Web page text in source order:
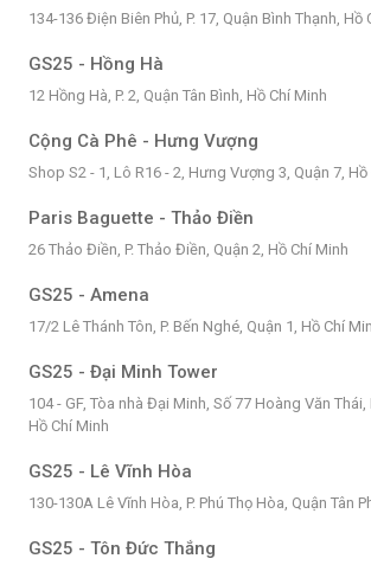
134-136 Điện Biên Phủ, P. 17, Quận Bình Thạnh, Hồ
GS25 - Hồng Hà
12 Hồng Hà, P. 2, Quận Tân Bình, Hồ Chí Minh
Cộng Cà Phê - Hưng Vượng
Shop S2 - 1, Lô R16 - 2, Hưng Vượng 3, Quận 7, Hồ
Paris Baguette - Thảo Điền
26 Thảo Điền, P. Thảo Điền, Quận 2, Hồ Chí Minh
GS25 - Amena
17/2 Lê Thánh Tôn, P. Bến Nghé, Quận 1, Hồ Chí
GS25 - Đại Minh Tower
104 - GF, Tòa nhà Đại Minh, Số 77 Hoàng Văn Thái,
Hồ Chí Minh
GS25 - Lê Vĩnh Hòa
130-130A Lê Vĩnh Hòa, P. Phú Thọ Hòa, Quận Tân
GS25 - Tôn Đức Thắng